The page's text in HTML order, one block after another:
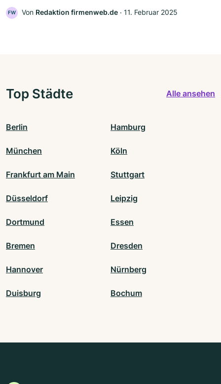
FW Von Redaktion firmenweb.de ‧ 11. Februar 2025
Top Städte Alle ansehen
Berlin Hamburg
München Köln
Frankfurt am Main Stuttgart
Düsseldorf Leipzig
Dortmund Essen
Bremen Dresden
Hannover Nürnberg
Duisburg Bochum